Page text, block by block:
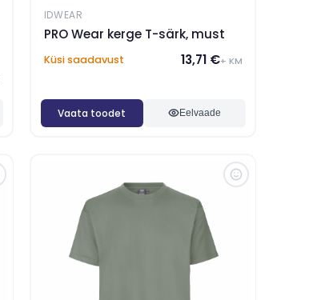
IDWEAR
PRO Wear kerge T-särk, must
Küsi saadavust 13,71 €+ KM
Vaata toodet Eelvaade